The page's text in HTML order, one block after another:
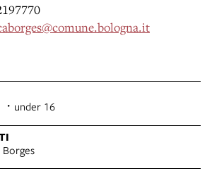
under 16